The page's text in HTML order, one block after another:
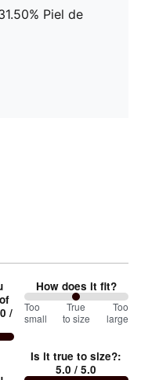
Piel de
/
How does it fit?
100
between
small
Too
small
True
to size
Too
large
Is it true to size?:
5.0 / 5.0